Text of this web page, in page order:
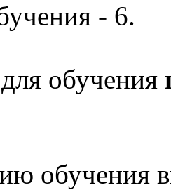
- 6.
обучения
обучения